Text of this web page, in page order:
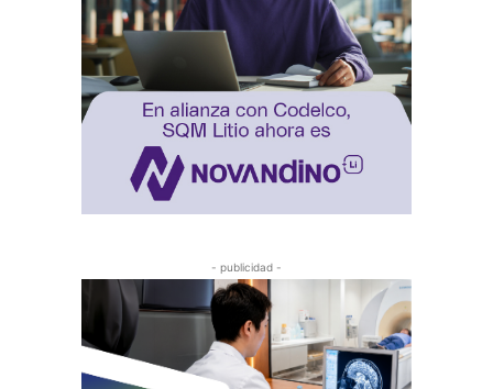
- publicidad -